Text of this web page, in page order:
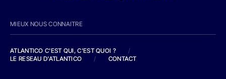
MIEUX NOUS CONNAITRE
ATLANTICO C'EST QUI, C'EST QUOI ?
/
LE RESEAU D'ATLANTICO
/ CONTACT